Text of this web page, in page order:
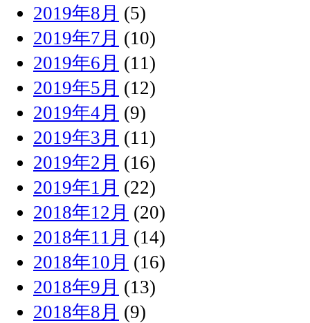
2019年8月 (5)
2019年7月 (10)
2019年6月 (11)
2019年5月 (12)
2019年4月 (9)
2019年3月 (11)
2019年2月 (16)
2019年1月 (22)
2018年12月 (20)
2018年11月 (14)
2018年10月 (16)
2018年9月 (13)
2018年8月 (9)